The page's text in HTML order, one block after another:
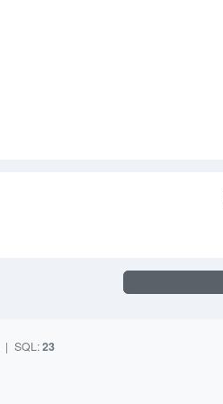
| SQL:23